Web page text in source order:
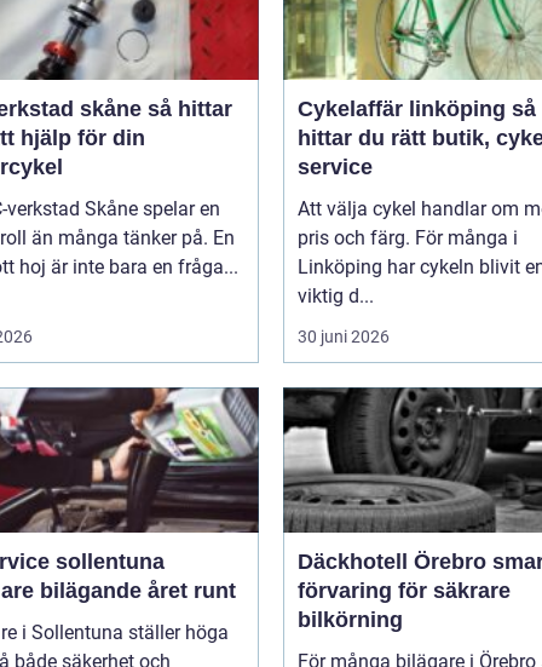
skåne så hittar
hjälp för din
verkstad Skåne spelar en
än många tänker på. En
hoj är inte bara en fråga...
Cykelaffär linköping så
hittar du rätt butik,
service
Att välja cykel handlar om
pris och färg. För många i
Linköping har cykeln blivit
viktig d...
30 juni 2026
sollentuna
bilägande året runt
i Sollentuna ställer höga
både säkerhet och
Däckhotell Örebro smart
förvaring för säkrare
bilkörning
För många bilägare i Örebro